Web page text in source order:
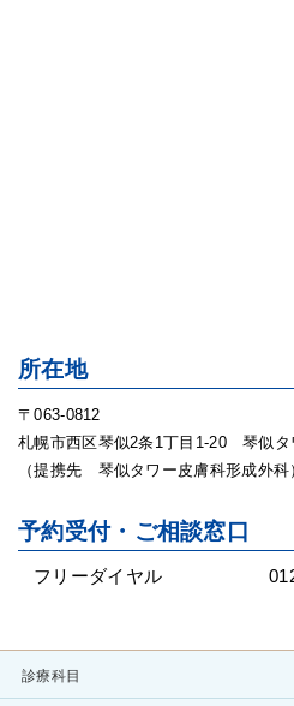
所在地
〒063-0812
札幌市西区琴似2条1丁目1-20 琴似タ
（提携先 琴似タワー皮膚科形成外科
予約受付・ご相談窓口
フリーダイヤル
診療科目